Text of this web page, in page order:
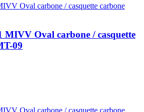
MIVV Oval carbone / casquette
09